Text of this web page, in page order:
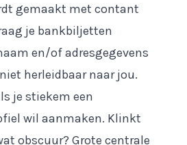
gemaakt met contant
je bankbiljetten
en/of adresgegevens
herleidbaar naar jou.
je stiekem een
wil aanmaken. Klinkt
obscuur? Grote centrale